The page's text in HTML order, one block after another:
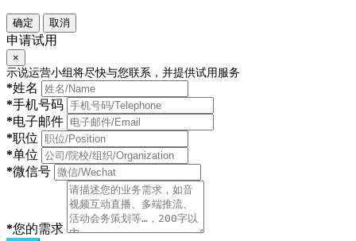
确定 取消
申请试用
×
示说运营小组将尽快与您联系，并提供试用服务
*姓名
*手机号码
*电子邮件
*职位
*单位
*微信号
*您的需求